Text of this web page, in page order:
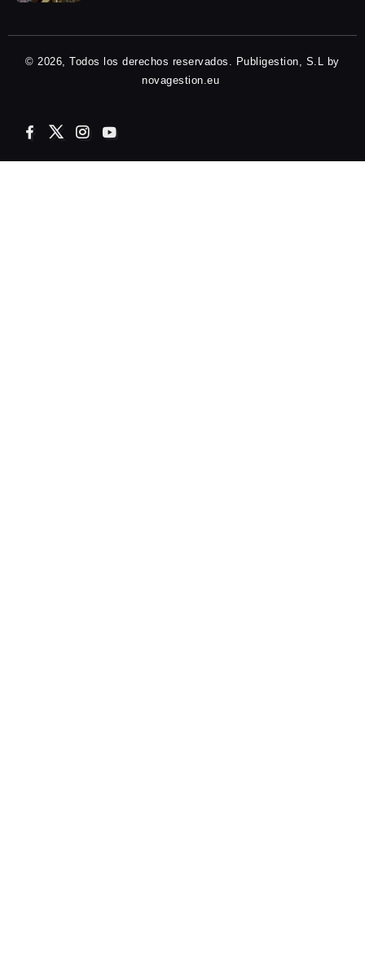
© 2026, Todos los derechos reservados. Publigestion, S.L by
novagestion.eu